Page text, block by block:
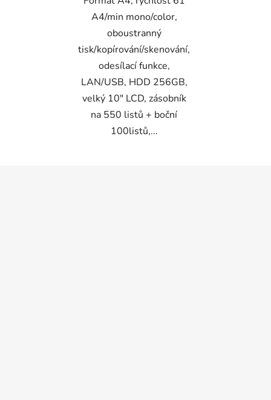
A4/min mono/color,
oboustranný
tisk/kopírování/skenování,
odesílací funkce,
LAN/USB, HDD 256GB,
velký 10" LCD, zásobník
na 550 listů + boční
100listů,...